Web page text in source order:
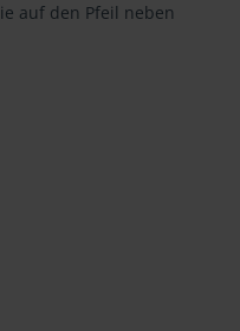
auf den Pfeil neben